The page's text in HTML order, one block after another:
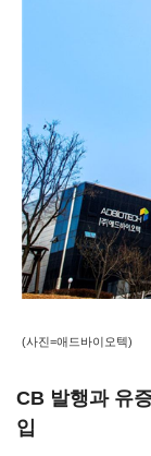
(사진=애드바이오텍)
CB 발행과 유
입